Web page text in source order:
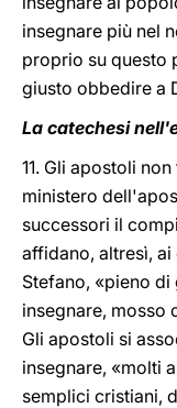
insegnare più nel
proprio su questo
giusto obbedire a
La catechesi
11. Gli apostoli
ministero
successori il
affidano, altresì,
Stefano, «pieno
insegnare, mosso
Gli apostoli si
insegnare, «molti
semplici cristiani,